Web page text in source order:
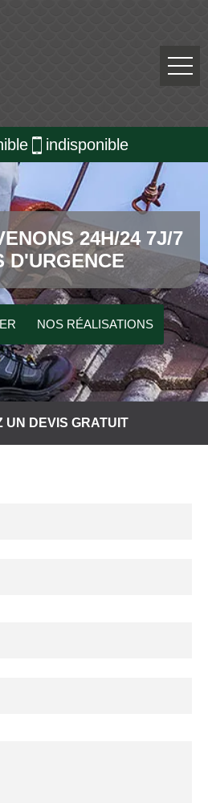
indisponible
24H/24 7J/7
D'URGENCE
NOS RÉALISATIONS
UN DEVIS GRATUIT